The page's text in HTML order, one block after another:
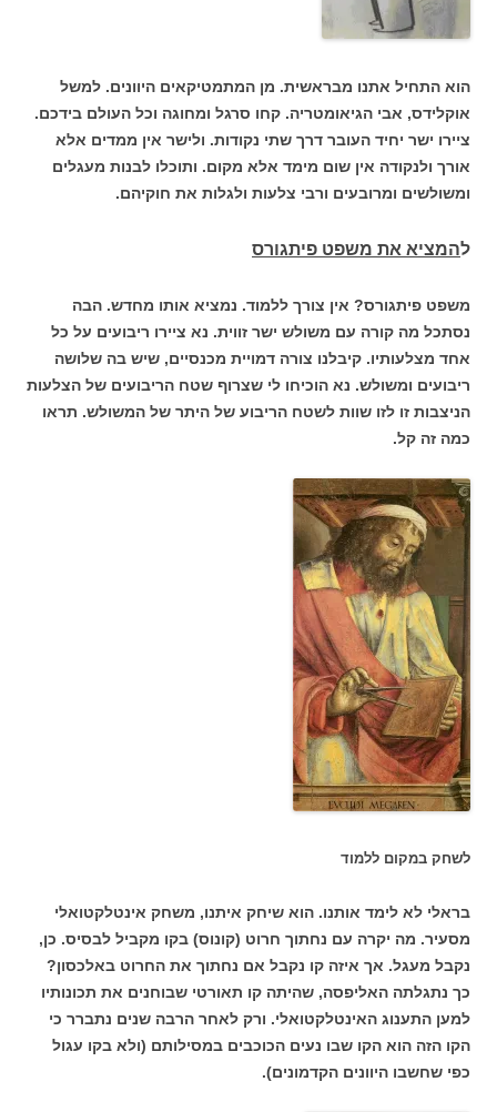
הוא התחיל אתנו מבראשית. מן המתמטיקאים היוונים. למשל
אוקלידס, אבי הגיאומטריה. קחו סרגל ומחוגה וכל העולם בידכם.
ציירו ישר יחיד העובר דרך שתי נקודות. ולישר אין ממדים אלא
אורך ולנקודה אין שום מימד אלא מקום. ותוכלו לבנות מעגלים
ומשולשים ומרובעים ורבי צלעות ולגלות את חוקיהם.
להמציא אתמשפט פיתגורס
משפט פיתגורס? אין צורך ללמוד. נמציא אותו מחדש. הבה
נסתכל מה קורה עם משולש ישר זווית. נא ציירו ריבועים על כל
אחד מצלעותיו. קיבלנו צורה דמויית מכנסיים, שיש בה שלושה
ריבועים ומשולש. נא הוכיחו לי שצרוף שטח הריבועים של הצלעות
הניצבות זו לזו שוות לשטח הריבוע של היתר של המשולש. תראו
כמה זה קל.
לשחק במקום ללמוד
בראלי לא לימד אותנו. הוא שיחק איתנו, משחק אינטלקטואלי
מסעיר. מה יקרה עם נחתוך חרוט (קונוס) בקו מקביל לבסיס. כן,
נקבל מעגל. אך איזה קו נקבל אם נחתוך את החרוט באלכסון?
כך נתגלתה האליפסה, שהיתה קו תאורטי שבוחנים את תכונותיו
למען התענוג האינטלקטואלי. ורק לאחר הרבה שנים נתברר כי
הקו הזה הוא הקו שבו נעים הכוכבים במסילותם (ולא בקו עגול
כפי שחשבו היוונים הקדמונים).